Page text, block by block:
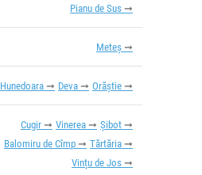
Pianu de Sus
Meteș
Hunedoara Deva Orăștie
Cugir Vinerea
Șibot
Balomiru de Cîmp
Tărtăria
Vințu de Jos